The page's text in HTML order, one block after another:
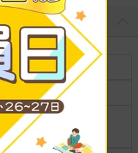
訂
普通級
規
16.5*23*0